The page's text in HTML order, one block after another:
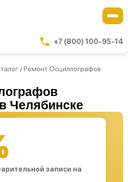
+7 (800) 100-95-14
/ Ремонт Осциллографов
Челябинске
записи на